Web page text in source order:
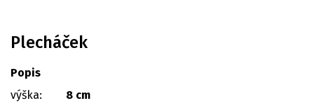
Plecháček
Popis
výška:
8 cm